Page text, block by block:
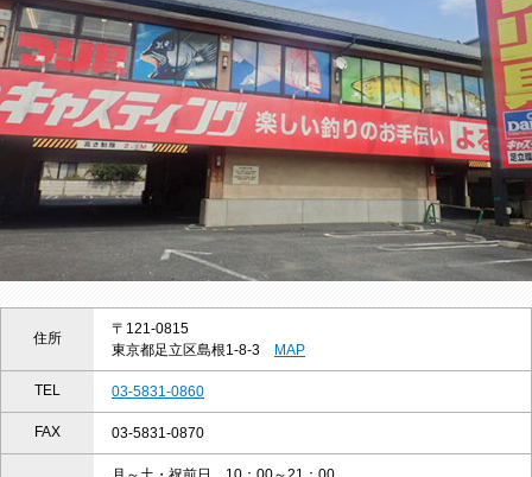
住所
〒121-0815
東京都足立区島根1-8-3
MAP
TEL 03-5831-0860
FAX 03-5831-0870